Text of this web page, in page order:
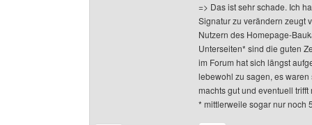
=> Das ist sehr schade. Ich
Signatur zu verändern zeugt
Nutzern des Homepage-
Unterseiten* sind die guten
im Forum hat sich längst
lebewohl zu sagen, es
machts gut und eventuell
* mittlerweile sogar nur noch